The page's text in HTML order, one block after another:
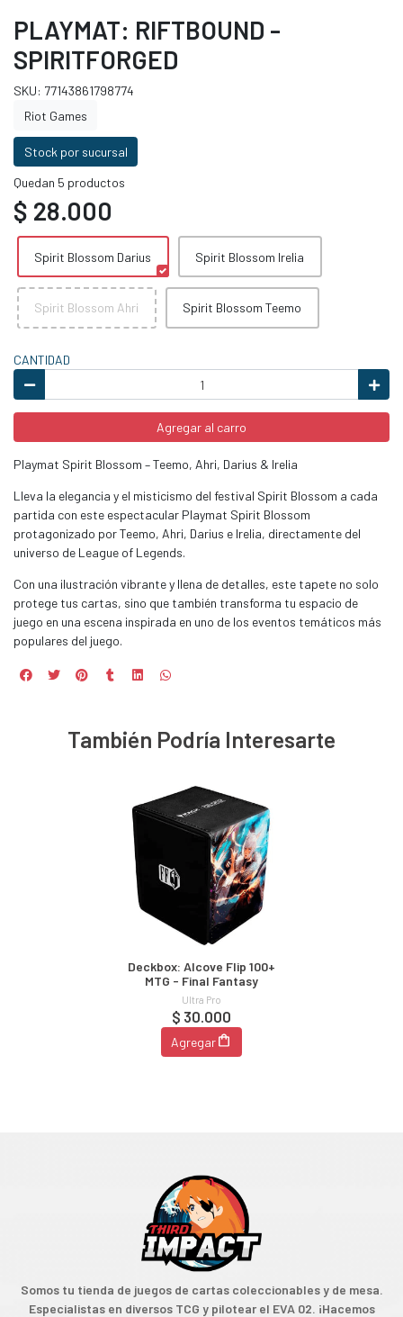
PLAYMAT: RIFTBOUND -
SPIRITFORGED
SKU: 77143861798774
Riot Games
Stock por sucursal
Quedan 5 productos
$ 28.000
Spirit Blossom Darius Spirit Blossom Irelia
Spirit Blossom Ahri Spirit Blossom Teemo
CANTIDAD
Agregar al carro
Playmat Spirit Blossom – Teemo, Ahri, Darius & Irelia
Lleva la elegancia y el misticismo del festival Spirit Blossom a cada
partida con este espectacular Playmat Spirit Blossom
protagonizado por Teemo, Ahri, Darius e Irelia, directamente del
universo de League of Legends.
Con una ilustración vibrante y llena de detalles, este tapete no solo
protege tus cartas, sino que también transforma tu espacio de
juego en una escena inspirada en uno de los eventos temáticos más
populares del juego.
También Podría Interesarte
Deckbox: Alcove Flip 100+
MTG - Final Fantasy
Ultra Pro
$ 30.000
Agregar
Somos tu tienda de juegos de cartas coleccionables y de mesa.
Especialistas en diversos TCG y pilotear el EVA 02. ¡Hacemos